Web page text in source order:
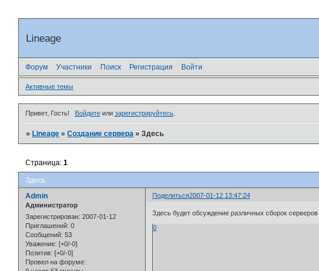
Lineage
Форум Участники Поиск Регистрация Войти
Активные темы
Привет, Гость! Войдитеили зарегистрируйтесь.
»Lineage »Создание сервера »Здесь
Здесь
Страница:1
Поделиться2007-01-12 13:47:24
Admin
Администратор
Зарегистрирован: 2007-01-12
Приглашений: 0
Сообщений: 53
Уважение: [+0/-0]
Позитив: [+0/-0]
Провел на форуме:
Здесь будет обсуждение различных сборок серверов .
0